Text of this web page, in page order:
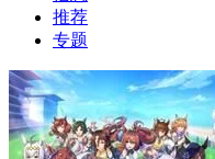
推荐
专题